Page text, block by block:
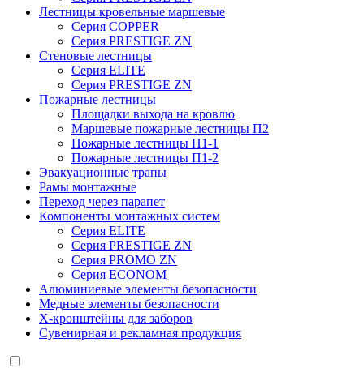
Лестницы кровельные маршевые
Серия COPPER
Серия PRESTIGE ZN
Стеновые лестницы
Серия ELITE
Серия PRESTIGE ZN
Пожарные лестницы
Площадки выхода на кровлю
Маршевые пожарные лестницы П2
Пожарные лестницы П1-1
Пожарные лестницы П1-2
Эвакуационные трапы
Рамы монтажные
Переход через парапет
Компоненты монтажных систем
Серия ELITE
Серия PRESTIGE ZN
Серия PROMO ZN
Серия ECONOM
Алюминиевые элементы безопасности
Медные элементы безопасности
X-кронштейны для заборов
Сувенирная и рекламная продукция